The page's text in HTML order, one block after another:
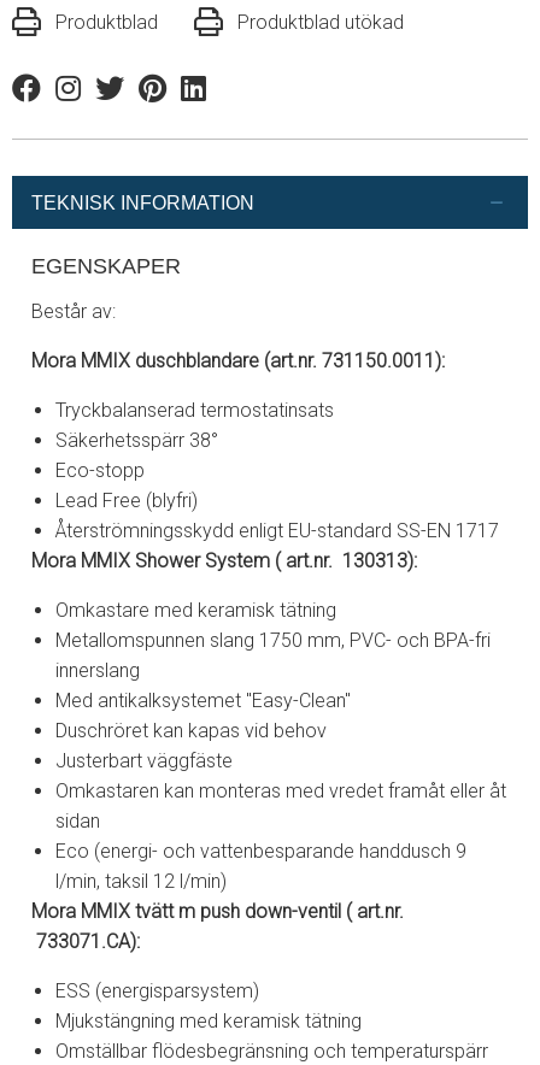
Produktblad Produktblad utökad
FacebookInstagram
TwitterPinterestLinkedin
TEKNISK INFORMATION
EGENSKAPER
Består av:
Mora MMIX duschblandare (art.nr. 731150.0011):
Tryckbalanserad termostatinsats
Säkerhetsspärr 38°
Eco-stopp
Lead Free (blyfri)
Återströmningsskydd enligt EU-standard SS-EN 1717
Mora MMIX Shower System ( art.nr. 130313):
Omkastare med keramisk tätning
Metallomspunnen slang 1750 mm, PVC- och BPA-fri
innerslang
Med antikalksystemet "Easy-Clean"
Duschröret kan kapas vid behov
Justerbart väggfäste
Omkastaren kan monteras med vredet framåt eller åt
sidan
Eco (energi- och vattenbesparande handdusch 9
l/min, taksil 12 l/min)
Mora MMIX tvätt m push down-ventil ( art.nr.
733071.CA):
ESS (energisparsystem)
Mjukstängning med keramisk tätning
Omställbar flödesbegränsning och temperaturspärr